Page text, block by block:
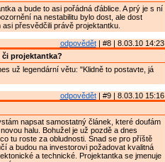
a bude to asi pořádná ďáblice. A prý je s ní
na nestabilitu bylo dost, ale dost
přesvědčili právě projektantku.
odpovědět| #8 | 8.03.10 14:23
projektantka?
už legendární větu: "Klidně to postavte, já
odpovědět| #9 | 8.03.10 15:16
napsat samostatný článek, které doufám
halu. Bohužel je už pozdě a dnes
tu roste za obludnosti. Snad se pro příště
a budou na investorovi požadovat kvalitná
a technické. Projektantka se jmenuje